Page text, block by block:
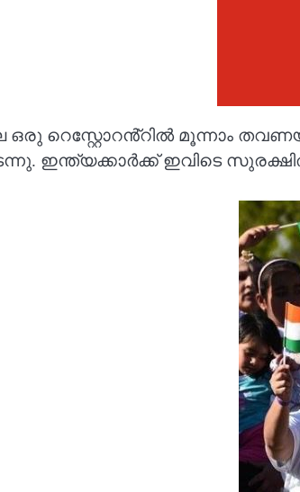
ഒരു റെസ്റ്റോറൻ്റിൽ മൂന്നാം
ഇന്ത്യക്കാർക്ക് ഇവിടെ